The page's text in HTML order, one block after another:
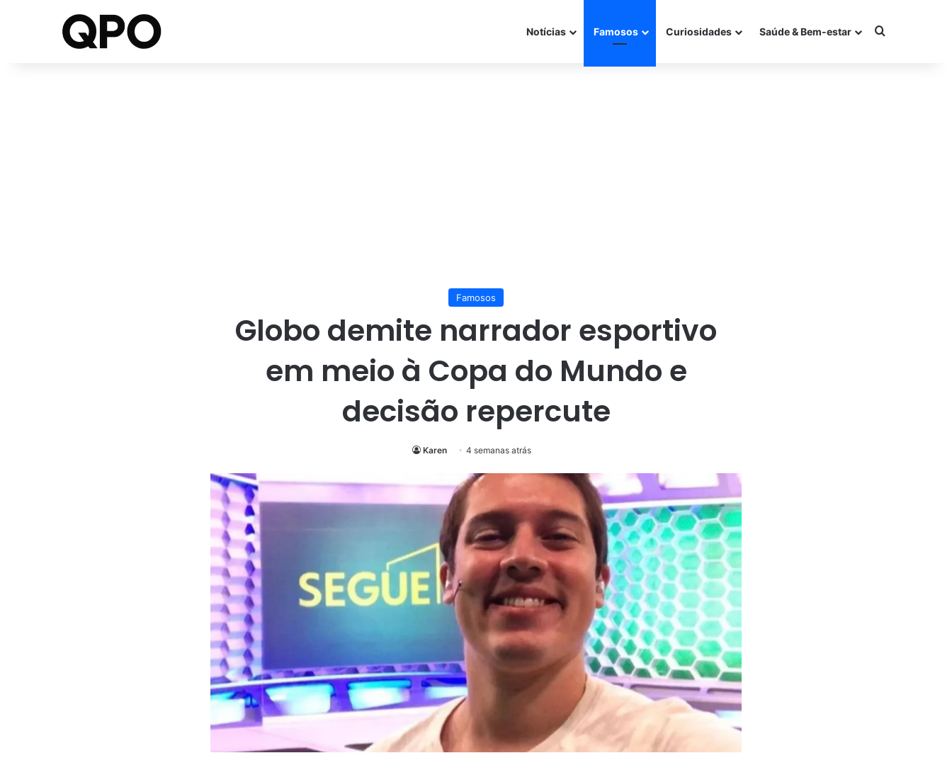
Notícias Famosos Curiosidades Saúde & Bem-estar Procurar por
Famosos
Globo demite narrador esportivo
em meio à Copa do Mundo e
decisão repercute
Karen 4 semanas atrás